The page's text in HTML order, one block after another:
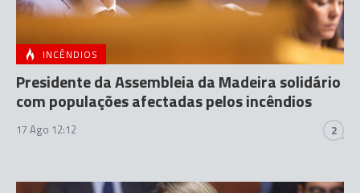
INCÊNDIOS
Presidente da Assembleia da Madeira solidário
com populações afectadas pelos incêndios
17 Ago 12:12 2